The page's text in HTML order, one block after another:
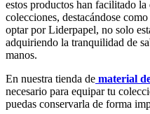
estos productos han facilitado
colecciones, destacándose
optar por Liderpapel, no solo
adquiriendo la tranquilidad de
manos.
En nuestra tienda de material
necesario para equipar tu
puedas conservarla de forma